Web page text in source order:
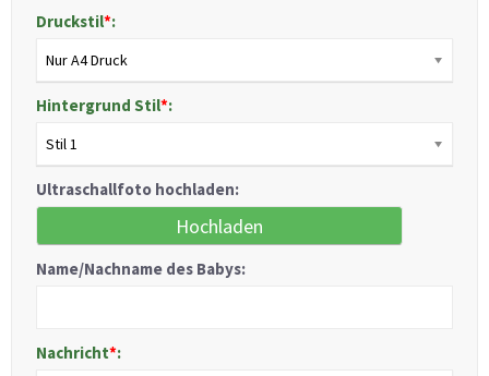
Druckstil*:
Nur A4 Druck
Hintergrund Stil*:
Stil 1
Ultraschallfoto hochladen:
Hochladen
Name/Nachname des Babys:
Nachricht*: